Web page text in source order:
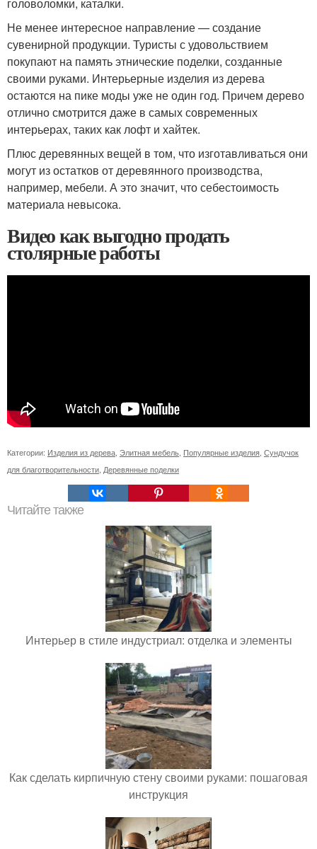
головоломки, каталки.
Не менее интересное направление — создание
сувенирной продукции. Туристы с удовольствием
покупают на память этнические поделки, созданные
своими руками. Интерьерные изделия из дерева
остаются на пике моды уже не один год. Причем дерево
отлично смотрится даже в самых современных
интерьерах, таких как лофт и хайтек.
Плюс деревянных вещей в том, что изготавливаться они
могут из остатков от деревянного производства,
например, мебели. А это значит, что себестоимость
материала невысока.
Видео как выгодно продать
столярные работы
Категории: Изделия из дерева, Элитная мебель, Популярные изделия, Сундучок
для благотворительности, Деревянные поделки
Читайте также
Интерьер в стиле индустриал: отделка и элементы
Как сделать кирпичную стену своими руками: пошаговая
инструкция